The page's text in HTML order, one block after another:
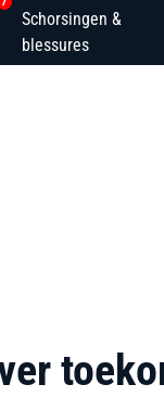
Schorsingen &
blessures